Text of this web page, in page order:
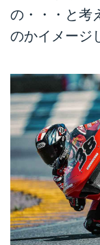
の・・・と考
のかイメージ